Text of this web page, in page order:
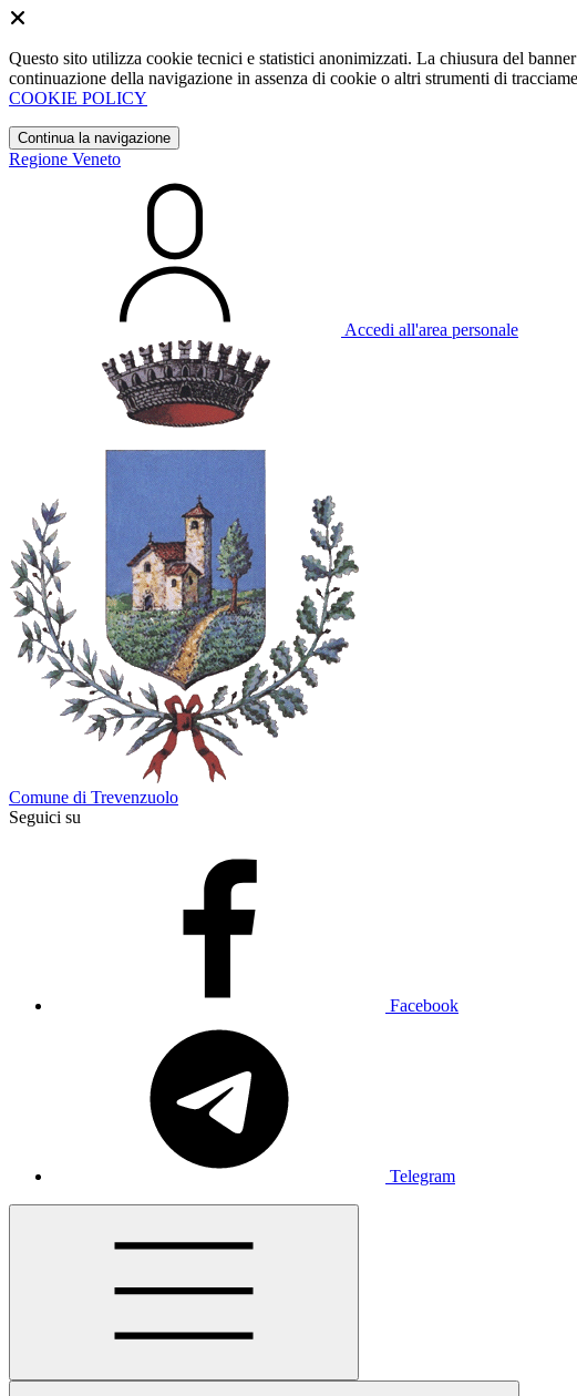
Questo sito utilizza cookie tecnici e statistici anonimizzati. La chiusura del
continuazione della navigazione in assenza di cookie o altri strumenti di
COOKIE POLICY
Continua la navigazione
Regione Veneto
Accedi all'area personale
Comune di Trevenzuolo
Seguici su
Facebook
Telegram